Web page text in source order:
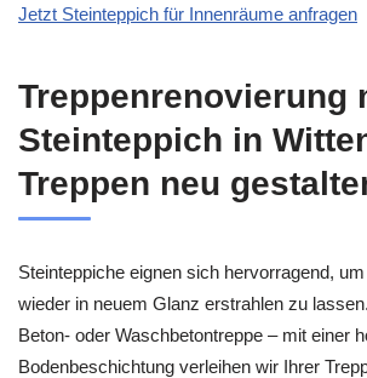
Jetzt Steinteppich für Innenräume anfragen
Treppenrenovierung
Steinteppich in
Treppen neu
Steinteppiche eignen sich hervorragend,
wieder in neuem Glanz erstrahlen zu
Beton- oder Waschbetontreppe – mit einer
Bodenbeschichtung verleihen wir Ihrer